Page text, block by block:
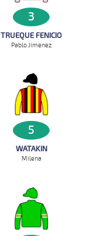
3
TRUEQUE FENICIO
Pablo Jimenez
5
WATAKIN
Milena